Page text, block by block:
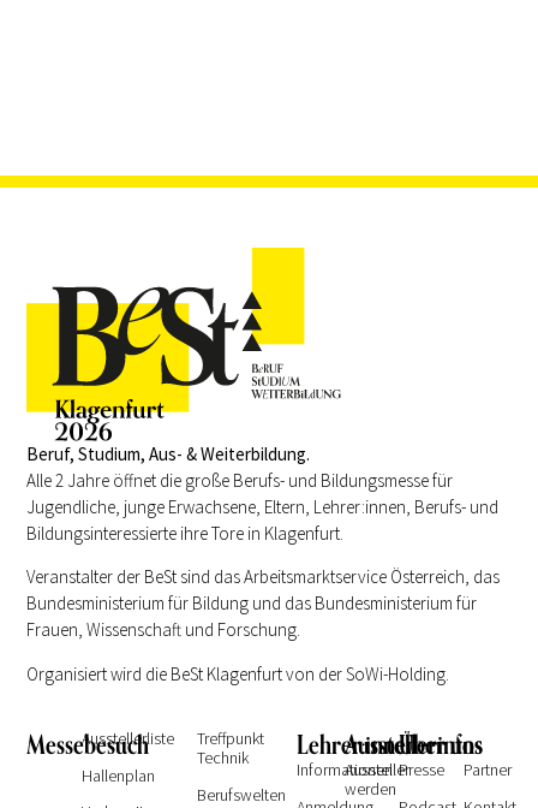
Beruf, Studium, Aus- & Weiterbildung.
Alle 2 Jahre öffnet die große Berufs- und Bildungsmesse für
Jugendliche, junge Erwachsene, Eltern, Lehrer:innen, Berufs- und
Bildungsinteressierte ihre Tore in Klagenfurt.
Veranstalter der BeSt sind das Arbeitsmarktservice Österreich, das
Bundesministerium für Bildung und das Bundesministerium für
Frauen, Wissenschaft und Forschung.
Organisiert wird die BeSt Klagenfurt von der SoWi-Holding.
Messebesuch
Ausstellerliste
Hallenplan
Treffpunkt
Technik
Berufswelten
Lehrer:innen
Informationen
Ausstellerinfos
Aussteller
werden
Über uns
Presse
Partner